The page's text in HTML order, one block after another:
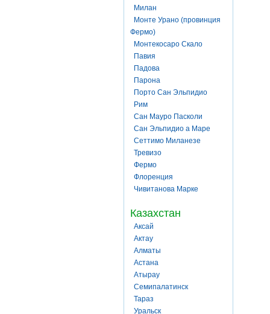
Милан
Монте Урано (провинция
Фермо)
Монтекосаро Скало
Павия
Падова
Парона
Порто Сан Эльпидио
Рим
Сан Мауро Пасколи
Сан Эльпидио а Маре
Сеттимо Миланезе
Тревизо
Фермо
Флоренция
Чивитанова Марке
Казахстан
Аксай
Актау
Алматы
Астана
Атырау
Семипалатинск
Тараз
Уральск